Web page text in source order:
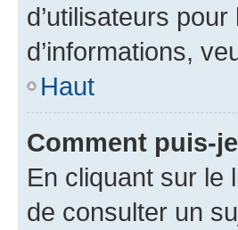
d’utilisateurs
d’informations,
Haut
Comment puis-
En cliquant sur le
de consulter un